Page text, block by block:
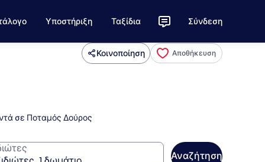
Υποστήριξη Ταξίδια Σύνδεση
Κοινοποίηση Αποθήκευση
σε Ποταμός Δούρος
Αναζήτηση